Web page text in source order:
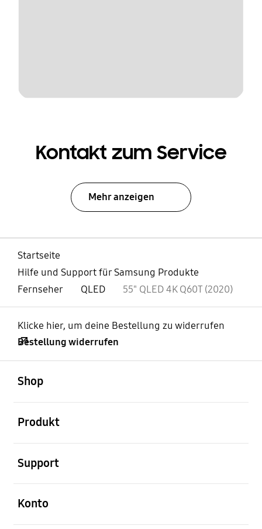
Kontakt zum Service
Mehr anzeigen
Startseite
Hilfe und Support für Samsung Produkte
Fernseher
QLED 55" QLED 4K Q60T (2020)
Klicke hier, um deine Bestellung zu widerrufen
Bestellung widerrufen
Shop
Produkt
Support
Konto